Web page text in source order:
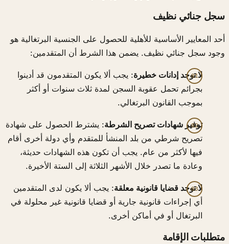
سجل جنائي نظيف
أحد المعايير الأساسية للأهلية للحصول على الجنسية البرتغالية هو
وجود سجل جنائي نظيف. يضمن هذا الشرط أن المتقدمين:
لا توجد إدانات خطيرة: يجب ألا يكون المتقدمون قد أدينوا
بجرائم تحمل عقوبة السجن لمدة ثلاث سنوات أو أكثر
بموجب القانون البرتغالي.
توفير شهادات تصريح الشرطة: يشترط الحصول على شهادة
تصريح شرطي من بلد المنشأ للمتقدم وأي دولة أخرى أقام
فيها لأكثر من عام. يجب أن تكون هذه الشهادات حديثة،
وعادة ما تصدر خلال الأشهر الثلاثة إلى الستة الأخيرة.
لا توجد قضايا قانونية معلقة: يجب ألا يكون لدى المتقدمين
أي إجراءات قانونية جارية أو قضايا قانونية غير محلولة في
البرتغال أو في أماكن أخرى.
متطلبات الإقامة